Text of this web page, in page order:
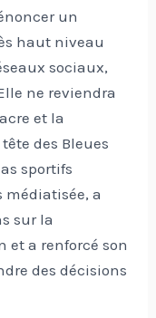
un
haut niveau
sociaux,
ne reviendra
et la
des Bleues
sportifs
médiatisée, a
sur la
a renforcé son
des décisions